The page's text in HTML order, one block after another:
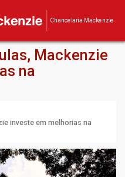
Chancelaria Mackenzie
Mackenzie
na
investe em melhorias na